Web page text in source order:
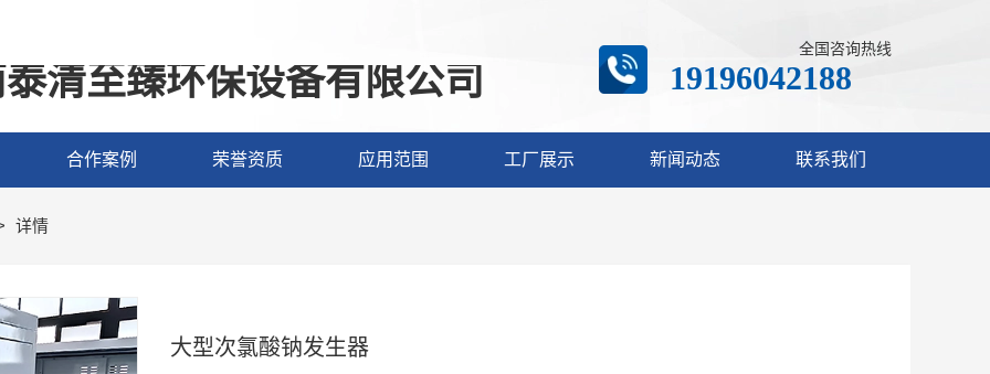
合作案例 荣誉资质 应用范围 工厂展示 新闻动态 联系我们
19196042188
全国咨询热线
清至臻环保设备有限公司
详情
大型次氯酸钠发生器